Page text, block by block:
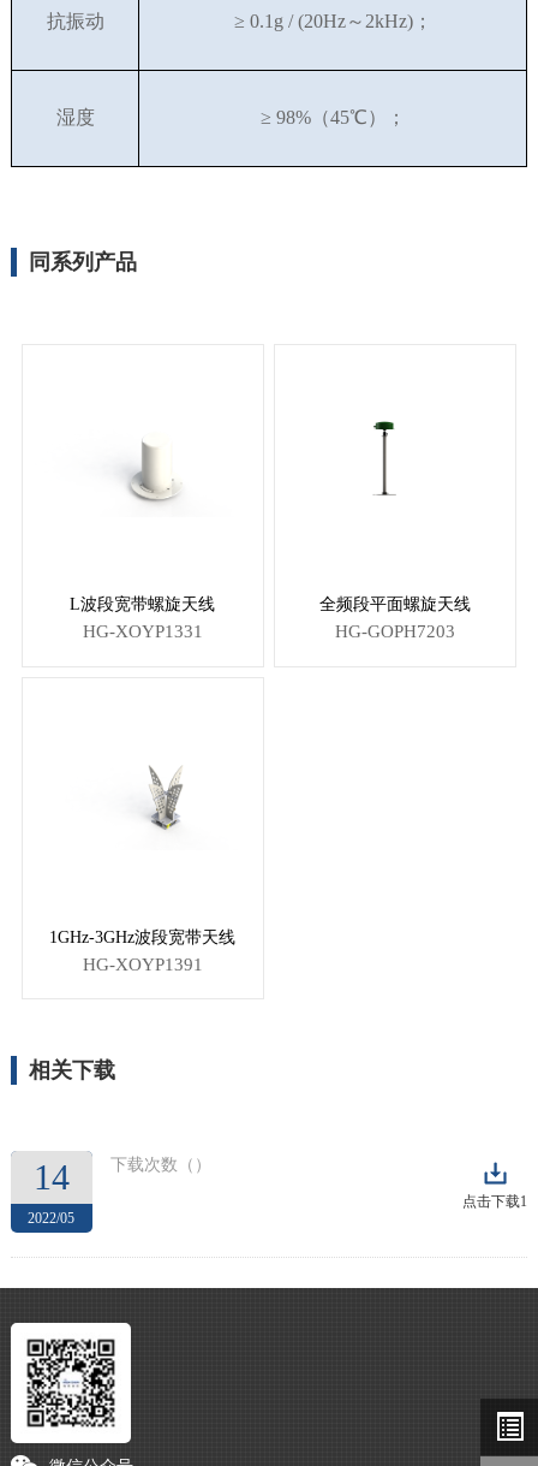
抗振动 ≥ 0.1g / (20Hz～ 2kHz)；
湿度 ≥ 98%（45℃）；
同系列产品
L波段宽带螺旋天线
HG-XOYP1331
全频段平面螺旋天线
HG-GOPH7203
1GHz-3GHz波段宽带天线
HG-XOYP1391
相关下载
点击下载1
14
2022/05
下载次数（ ）